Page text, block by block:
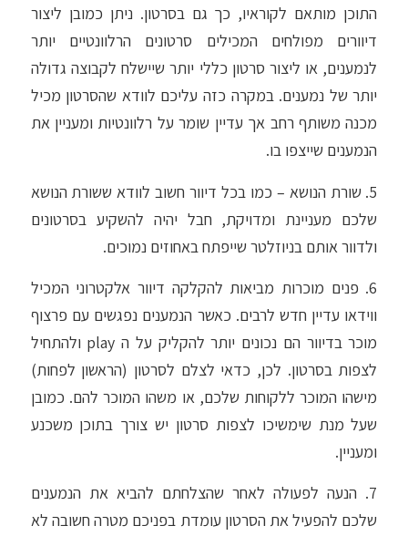
התוכן מותאם לקוראיו, כך גם בסרטון. ניתן כמובן ליצור
דיוורים מפולחים המכילים סרטונים הרלוונטיים יותר
לנמענים, או ליצור סרטון כללי יותר שיישלח לקבוצה גדולה
יותר של נמענים. במקרה כזה עליכם לוודא שהסרטון מכיל
מכנה משותף רחב אך עדיין שומר על רלוונטיות ומעניין את
הנמענים שייצפו בו.
5. שורת הנושא – כמו בכל דיוור חשוב לוודא ששורת הנושא
שלכם מעניינת ומדויקת, חבל יהיה להשקיע בסרטונים
ולדוור אותם בניוזלטר שייפתח באחוזים נמוכים.
6. פנים מוכרות מביאות להקלקה דיוור אלקטרוני המכיל
ווידאו עדיין חדש לרבים. כאשר הנמענים נפגשים עם פרצוף
מוכר בדיוור הם נכונים יותר להקליק על ה play ולהתחיל
לצפות בסרטון. לכן, כדאי לצלם לסרטון (הראשון לפחות)
מישהו המוכר ללקוחות שלכם, או משהו המוכר להם. כמובן
שעל מנת שימשיכו לצפות סרטון יש צורך בתוכן משכנע
ומעניין.
7. הנעה לפעולה לאחר שהצלחתם להביא את הנמענים
שלכם להפעיל את הסרטון עומדת בפניכם מטרה חשובה לא